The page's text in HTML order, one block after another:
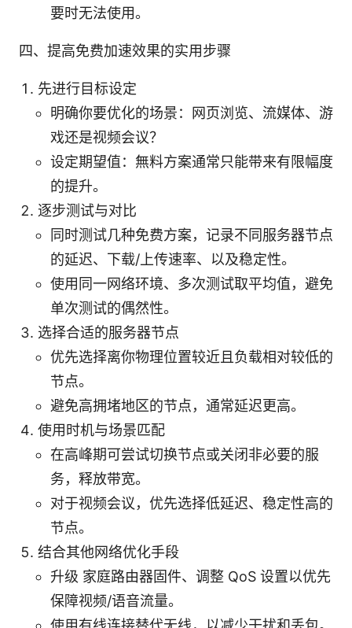
要时无法使用。
四、提高免费加速效果的实用步骤
先进行目标设定
明确你要优化的场景：网页浏览、流媒体、游
戏还是视频会议？
设定期望值：無料方案通常只能带来有限幅度
的提升。
逐步测试与对比
同时测试几种免费方案，记录不同服务器节点
的延迟、下载/上传速率、以及稳定性。
使用同一网络环境、多次测试取平均值，避免
单次测试的偶然性。
选择合适的服务器节点
优先选择离你物理位置较近且负载相对较低的
节点。
避免高拥堵地区的节点，通常延迟更高。
使用时机与场景匹配
在高峰期可尝试切换节点或关闭非必要的服
务，释放带宽。
对于视频会议，优先选择低延迟、稳定性高的
节点。
结合其他网络优化手段
升级 家庭路由器固件、调整 QoS 设置以优先
保障视频/语音流量。